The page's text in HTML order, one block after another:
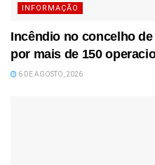
INFORMAÇÃO
Incêndio no concelho
por mais de 150
6 DE AGOSTO, 2026